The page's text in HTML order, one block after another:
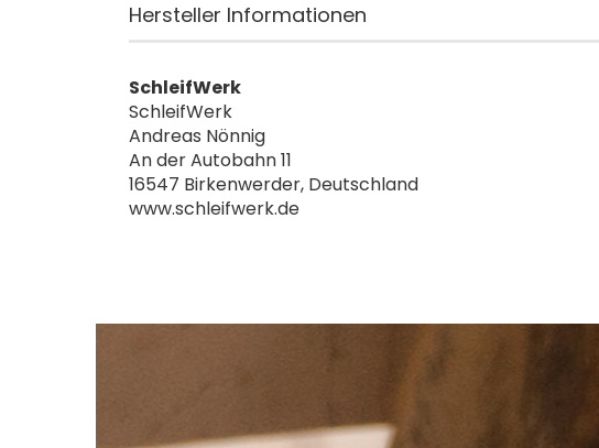
Hersteller Informationen
SchleifWerk
SchleifWerk
Andreas Nönnig
An der Autobahn 11
16547 Birkenwerder, Deutschland
www.schleifwerk.de